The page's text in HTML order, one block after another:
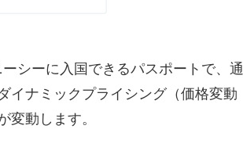
シーに入国できるパスポートで、通
イナミックプライシング（価格変動
変動します。